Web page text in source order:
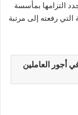
التزامها بمأسسة
التي رفعته إلى مرتبة
أجور العاملين